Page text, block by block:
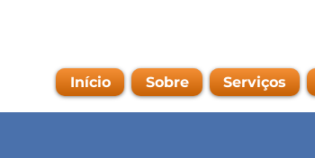
Início Sobre Serviços